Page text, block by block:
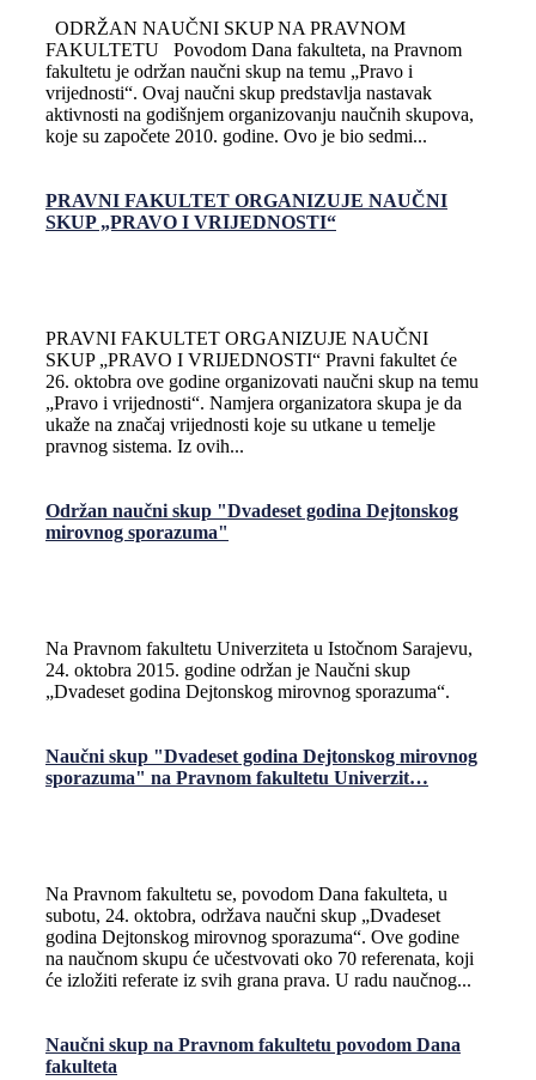
ODRŽAN NAUČNI SKUP NA PRAVNOM
FAKULTETU Povodom Dana fakulteta, na Pravnom
fakultetu je održan naučni skup na temu „Pravo i
vrijednosti“. Ovaj naučni skup predstavlja nastavak
aktivnosti na godišnjem organizovanju naučnih skupova,
koje su započete 2010. godine. Ovo je bio sedmi...
PRAVNI FAKULTET ORGANIZUJE NAUČNI
SKUP „PRAVO I VRIJEDNOSTI“
PRAVNI FAKULTET ORGANIZUJE NAUČNI
SKUP „PRAVO I VRIJEDNOSTI“ Pravni fakultet će
26. oktobra ove godine organizovati naučni skup na temu
„Pravo i vrijednosti“. Namjera organizatora skupa je da
ukaže na značaj vrijednosti koje su utkane u temelje
pravnog sistema. Iz ovih...
Održan naučni skup "Dvadeset godina Dejtonskog
mirovnog sporazuma"
Na Pravnom fakultetu Univerziteta u Istočnom Sarajevu,
24. oktobra 2015. godine održan je Naučni skup
„Dvadeset godina Dejtonskog mirovnog sporazuma“.
Naučni skup "Dvadeset godina Dejtonskog mirovnog
sporazuma" na Pravnom fakultetu Univerzit…
Na Pravnom fakultetu se, povodom Dana fakulteta, u
subotu, 24. oktobra, održava naučni skup „Dvadeset
godina Dejtonskog mirovnog sporazuma“. Ove godine
na naučnom skupu će učestvovati oko 70 referenata, koji
će izložiti referate iz svih grana prava. U radu naučnog...
Naučni skup na Pravnom fakultetu povodom Dana
fakulteta